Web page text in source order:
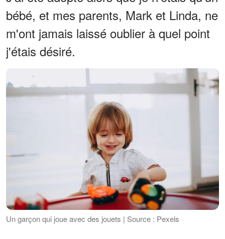
bébé, et mes parents, Mark et Linda, ne
m'ont jamais laissé oublier à quel point
j'étais désiré.
Un garçon qui joue avec des jouets | Source : Pexels